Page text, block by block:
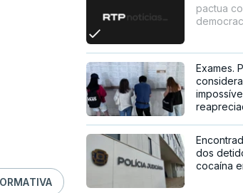
pactua
Exames.
dos
cocaína